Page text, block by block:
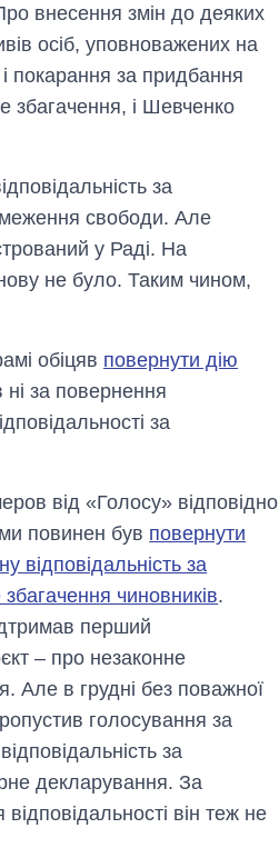
внесення змін до деяких
осіб, уповноважених на
покарання за придбання
збагачення, і Шевченко
за
свободи. Але
у Раді. На
не було. Таким чином,
обіцяв повернути дію
за повернення
за
від «Голосу» відповідно
повинен був повернути
відповідальність за
чиновників.
перший
– про незаконне
Але в грудні без поважної
голосування за
за
декларування. За
він теж не
вирощували в
великої війни